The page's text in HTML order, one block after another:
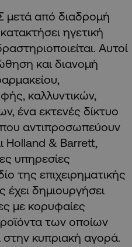
από διαδρομή
ηγετική
Αυτοί
και διανομή
καλλυντικών,
ένα εκτενές δίκτυο
αντιπροσωπεύουν
Holland & Barrett,
υπηρεσίες
της επιχειρηματικής
έχει δημιουργήσει
με κορυφαίες
των οποίων
στην κυπριακή αγορά.